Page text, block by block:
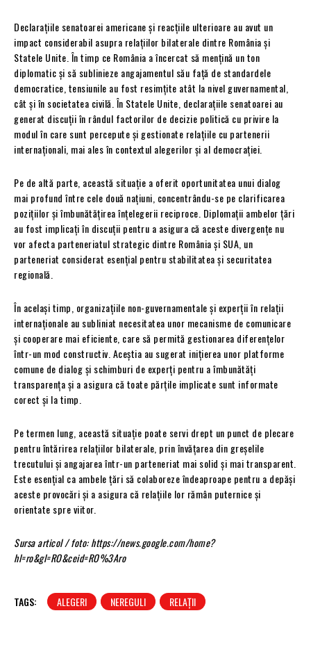
Declarațiile senatoarei americane și reacțiile ulterioare au avut un
impact considerabil asupra relațiilor bilaterale dintre România și
Statele Unite. În timp ce România a încercat să mențină un ton
diplomatic și să sublinieze angajamentul său față de standardele
democratice, tensiunile au fost resimțite atât la nivel guvernamental,
cât și în societatea civilă. În Statele Unite, declarațiile senatoarei au
generat discuții în rândul factorilor de decizie politică cu privire la
modul în care sunt percepute și gestionate relațiile cu partenerii
internaționali, mai ales în contextul alegerilor și al democrației.
Pe de altă parte, această situație a oferit oportunitatea unui dialog
mai profund între cele două națiuni, concentrându-se pe clarificarea
pozițiilor și îmbunătățirea înțelegerii reciproce. Diplomații ambelor țări
au fost implicați în discuții pentru a asigura că aceste divergențe nu
vor afecta parteneriatul strategic dintre România și SUA, un
parteneriat considerat esențial pentru stabilitatea și securitatea
regională.
În același timp, organizațiile non-guvernamentale și experții în relații
internaționale au subliniat necesitatea unor mecanisme de comunicare
și cooperare mai eficiente, care să permită gestionarea diferențelor
într-un mod constructiv. Aceștia au sugerat inițierea unor platforme
comune de dialog și schimburi de experți pentru a îmbunătăți
transparența și a asigura că toate părțile implicate sunt informate
corect și la timp.
Pe termen lung, această situație poate servi drept un punct de plecare
pentru întărirea relațiilor bilaterale, prin învățarea din greșelile
trecutului și angajarea într-un parteneriat mai solid și mai transparent.
Este esențial ca ambele țări să colaboreze îndeaproape pentru a depăși
aceste provocări și a asigura că relațiile lor rămân puternice și
orientate spre viitor.
Sursa articol / foto: https://news.google.com/home?
hl=ro&gl=RO&ceid=RO%3Aro
TAGS: ALEGERI NEREGULI RELAȚII